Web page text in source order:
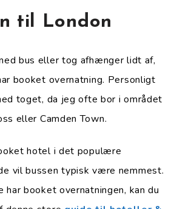
til London
bus eller tog afhænger lidt af,
booket overnatning. Personligt
toget, da jeg ofte bor i området
eller Camden Town.
hotel i det populære
vil bussen typisk være nemmest.
har booket overnatningen, kan du